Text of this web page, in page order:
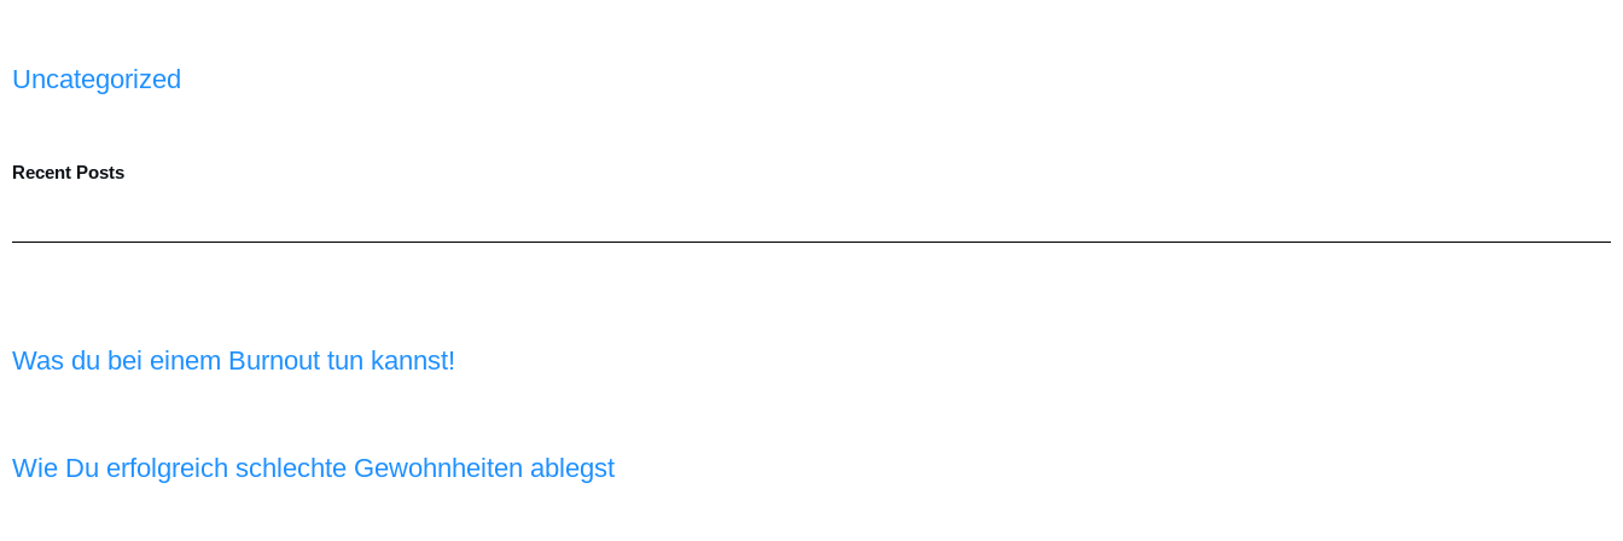
Uncategorized
Recent Posts
Was du bei einem Burnout tun kannst!
Wie Du erfolgreich schlechte Gewohnheiten ablegst